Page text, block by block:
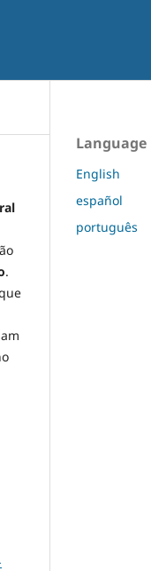
.
Language
English
español
português